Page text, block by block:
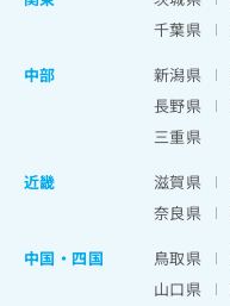
千葉県
中部
新潟県
長野県
三重県
近畿
滋賀県
奈良県
中国・四国
鳥取県
山口県